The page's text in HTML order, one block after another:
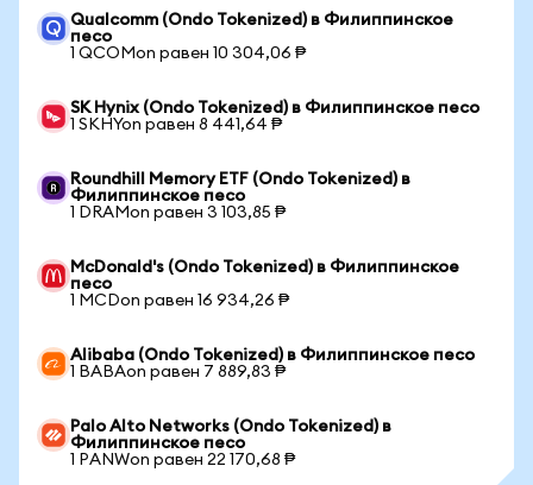
Qualcomm (Ondo Tokenized) в Филиппинское
песо
1 QCOMon равен 10 304,06 ₱
SK Hynix (Ondo Tokenized) в Филиппинское песо
1 SKHYon равен 8 441,64 ₱
Roundhill Memory ETF (Ondo Tokenized) в
Филиппинское песо
1 DRAMon равен 3 103,85 ₱
McDonald's (Ondo Tokenized) в Филиппинское
песо
1 MCDon равен 16 934,26 ₱
Alibaba (Ondo Tokenized) в Филиппинское песо
1 BABAon равен 7 889,83 ₱
Palo Alto Networks (Ondo Tokenized) в
Филиппинское песо
1 PANWon равен 22 170,68 ₱